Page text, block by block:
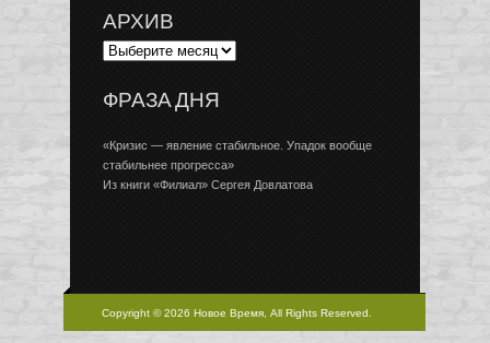
АРХИВ
ФРАЗА ДНЯ
«Кризис — явление стабильное. Упадок вообще
стабильнее прогресса»
Из книги «Филиал» Сергея Довлатова
Copyright © 2026 Новое Время, All Rights Reserved.